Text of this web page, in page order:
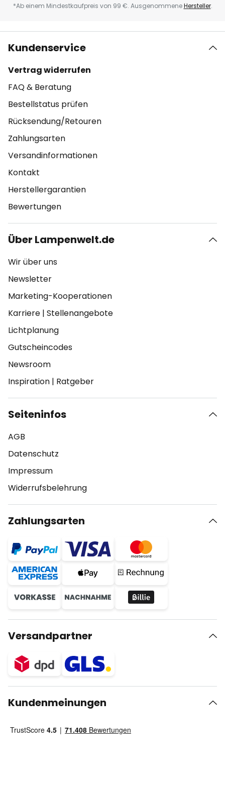
*Ab einem Mindestkaufpreis von 99 €. AusgenommeneHersteller.
Kundenservice
Vertrag widerrufen
FAQ & Beratung
Bestellstatus prüfen
Rücksendung/Retouren
Zahlungsarten
Versandinformationen
Kontakt
Herstellergarantien
Bewertungen
Über Lampenwelt.de
Wir über uns
Newsletter
Marketing-Kooperationen
Karriere | Stellenangebote
Lichtplanung
Gutscheincodes
Newsroom
Inspiration | Ratgeber
Seiteninfos
AGB
Datenschutz
Impressum
Widerrufsbelehrung
Zahlungsarten
Versandpartner
Kundenmeinungen